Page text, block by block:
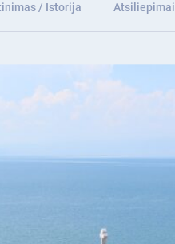
/ Istorija Atsiliepimai